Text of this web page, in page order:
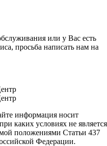
или у Вас есть
просьба написать нам на
информация носит
каких условиях не является
положениями Статьи 437
Федерации.